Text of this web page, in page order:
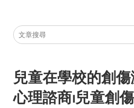
兒童在學校的創傷
心理諮商⏐兒童創